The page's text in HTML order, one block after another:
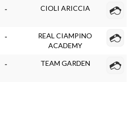
- CIOLI ARICCIA
-
REAL CIAMPINO
ACADEMY
- TEAM GARDEN